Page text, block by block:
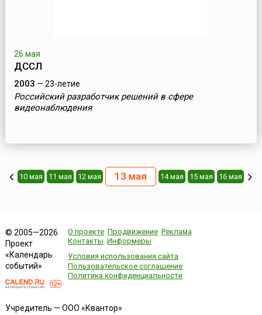
26 мая
ДССЛ
2003 — 23-летие
Российский разработчик решений в сфере
видеонаблюдения
10 мая 11 мая 12 мая 13 мая 14 мая 15 мая 16 мая
© 2005—2026
Проект
«Календарь
событий»
О проекте Продвижение Реклама
Контакты Информеры
Условия использования сайта
Пользовательское соглашение
Политика конфиденциальности
Учредитель — ООО «Квантор»